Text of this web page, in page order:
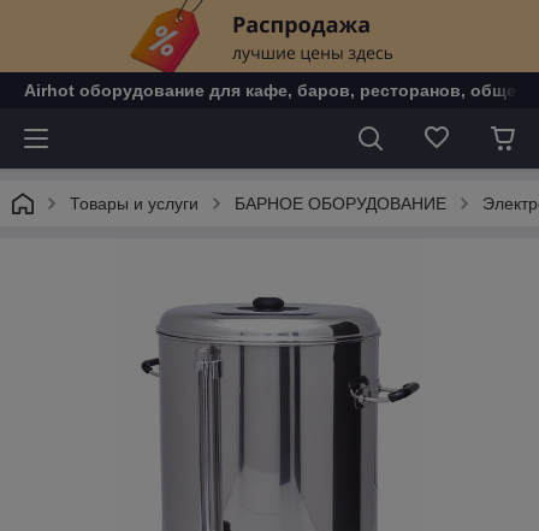
Airhot оборудование для кафе, баров, ресторанов,
Товары и услуги БАРНОЕ ОБОРУДОВАНИЕ